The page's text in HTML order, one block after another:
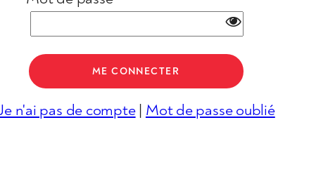
n'ai pas de compte| Mot de passe oublié